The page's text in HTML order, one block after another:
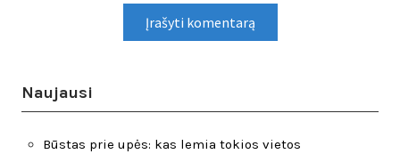
Naujausi
Būstas prie upės: kas lemia tokios vietos